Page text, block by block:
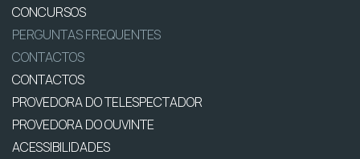
CONCURSOS
PERGUNTAS FREQUENTES
CONTACTOS
CONTACTOS
PROVEDORA DO TELESPECTADOR
PROVEDORA DO OUVINTE
ACESSIBILIDADES